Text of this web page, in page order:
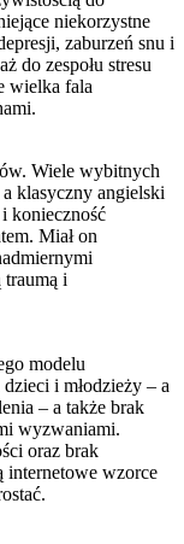
niekorzystne
zaburzeń snu i
do zespołu stresu
wielka fala
Wiele wybitnych
klasyczny angielski
konieczność
Miał on
i
modelu
i młodzieży – a
– a także brak
wyzwaniami.
oraz brak
internetowe wzorce